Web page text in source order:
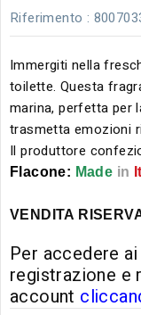
Riferimento :
Immergiti nella
toilette. Questa
marina, perfetta per
trasmetta emozioni
Il produttore
Flacone: Made in
VENDITA
Per accedere
registrazione e
account